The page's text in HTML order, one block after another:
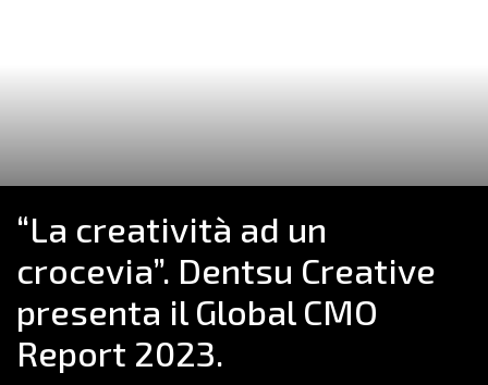
“La creatività ad un
crocevia”. Dentsu Creative
presenta il Global CMO
Report 2023.